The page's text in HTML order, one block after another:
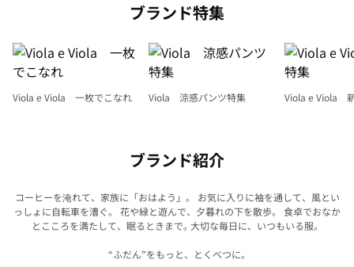
ブランド特集
Viola e Viola 一枚でこなれ Viola 涼感パンツ特集 Viola e Viola
ブランド紹介
コーヒーを淹れて、家族に「おはよう」。 お気に入りに袖を通して、風とい
っしょに自転車を漕ぐ。
花や緑と遊んで、夕暮れの下を散歩。 食卓でおなか
とこころを満たして、眠るときまで｡ 大切な毎日に、いつもいる服。
“ふだん”をもっと、とくべつに｡